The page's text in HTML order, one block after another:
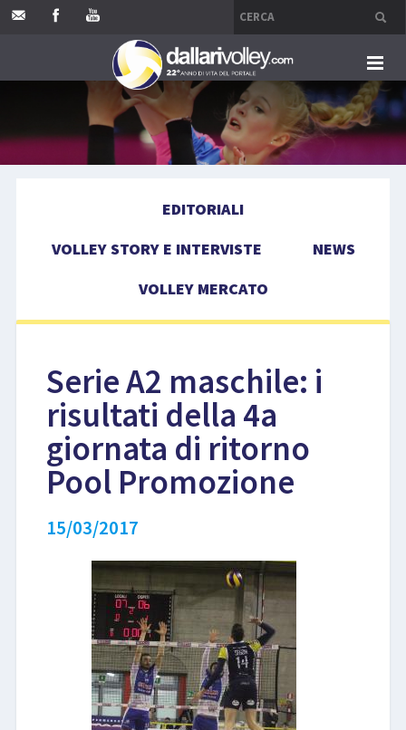
HOME
EVENTI
LIBRI
EDITORIALI
VOLLEY STORY E INTERVISTE
NEWS
VOLLEY MERCATO
Serie A2 maschile: i
risultati della 4a
giornata di ritorno
Pool Promozione
15/03/2017